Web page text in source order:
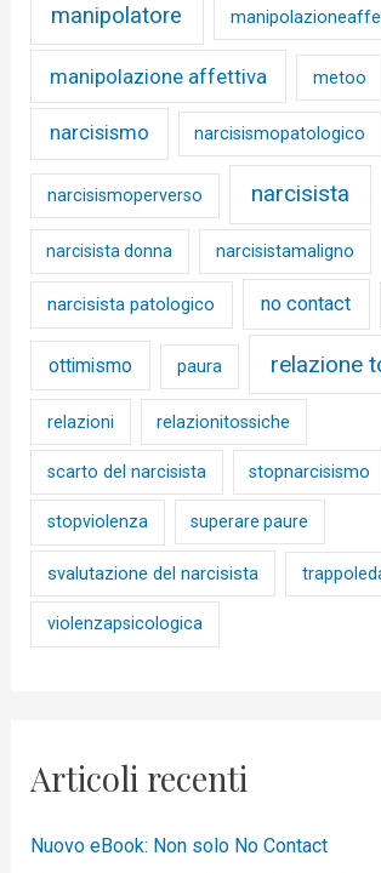
manipolatore
manipolazione affettiva metoo
narcisismo narcisismopatologico
narcisismoperverso narcisista
narcisista donna narcisistamaligno
narcisista patologico no contact
ottimismo paura relazione
relazioni relazionitossiche
scarto del narcisista stopnarcisismo
stopviolenza superare paure
svalutazione del narcisista
violenzapsicologica
Articoli recenti
Nuovo eBook: Non solo No Contact